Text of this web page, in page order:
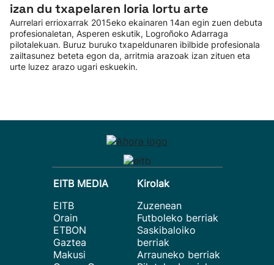
izan du txapelaren loria lortu arte
Aurrelari errioxarrak 2015eko ekainaren 14an egin zuen debuta
profesionaletan, Asperen eskutik, Logroñoko Adarraga
pilotalekuan. Buruz buruko txapeldunaren ibilbide profesionala
zailtasunez beteta egon da, arritmia arazoak izan zituen eta
urte luzez arazo ugari eskuekin.
EITB MEDIA
EITB
Orain
ETBON
Gaztea
Makusi
Kirolak
Zuzenean
Futboleko berriak
Saskibaloiko
berriak
Arrauneko berriak